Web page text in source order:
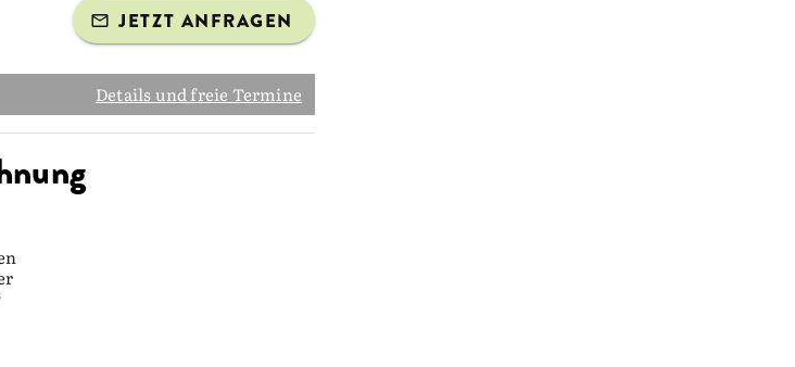
JETZT ANFRAGEN
Details und freie Termine